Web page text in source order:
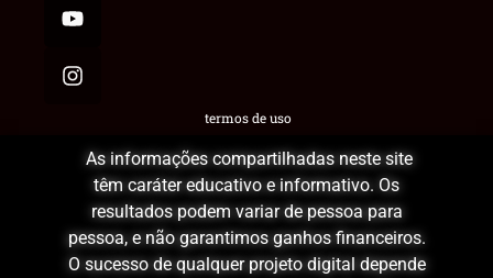
termos de uso
As informações compartilhadas neste site
têm caráter educativo e informativo. Os
resultados podem variar de pessoa para
pessoa, e não garantimos ganhos financeiros.
O sucesso de qualquer projeto digital depende